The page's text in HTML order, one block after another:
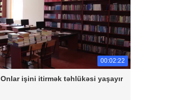
00:02:22
Onlar işini itirmək təhlükəsi yaşayır